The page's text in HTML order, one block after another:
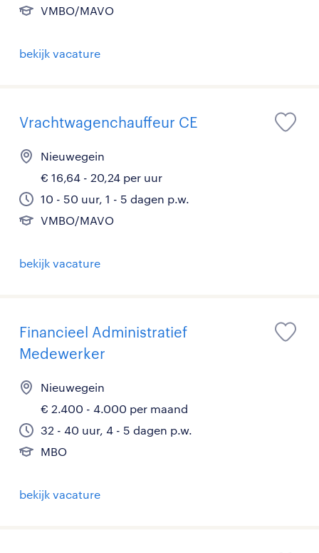
VMBO/MAVO
bekijk vacature
Vrachtwagenchauffeur CE
Nieuwegein
€ 16,64 - 20,24 per uur
10 - 50 uur, 1 - 5 dagen p.w.
VMBO/MAVO
bekijk vacature
Financieel Administratief
Medewerker
Nieuwegein
€ 2.400 - 4.000 per maand
32 - 40 uur, 4 - 5 dagen p.w.
MBO
bekijk vacature